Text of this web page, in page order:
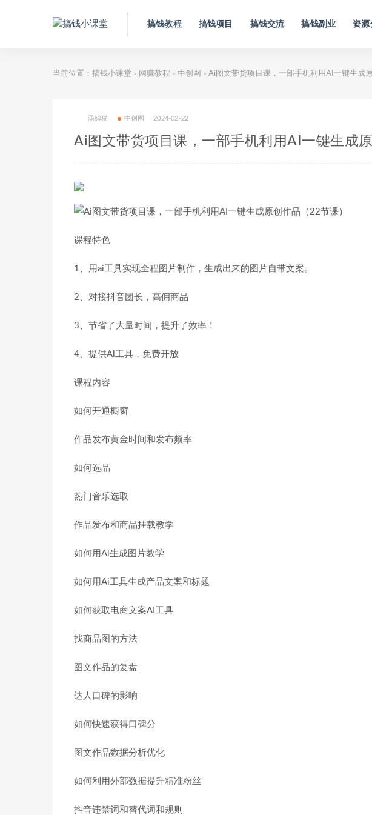
搞钱教程 搞钱项目 搞钱交流 搞钱副业 资源
当前位置： 搞钱小课堂 > 网赚教程 > 中创网 > Ai图文带货项目课，一部手机利用AI一键生成
汤姆猫 中创网 2024-02-22
Ai图文带货项目课，一部手机利用AI一键生成
课程特色
1、用ai工具实现全程图片制作，生成出来的图片自带文案。
2、对接抖音团长，高佣商品
3、节省了大量时间，提升了效率！
4、提供Al工具，免费开放
课程内容
如何开通橱窗
作品发布黄金时间和发布频率
如何选品
热门音乐选取
作品发布和商品挂载教学
如何用Ai生成图片教学
如何用Ai工具生成产品文案和标题
如何获取电商文案AI工具
找商品图的方法
图文作品的复盘
达人口碑的影响
如何快速获得口碑分
图文作品数据分析优化
如何利用外部数据提升精准粉丝
抖音违禁词和替代词和规则